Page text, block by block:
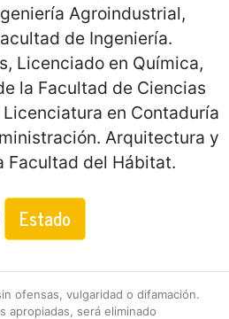
Agroindustrial,
de Ingeniería.
Licenciado en Química,
la Facultad de Ciencias
en Contaduría
Arquitectura y
Facultad del Hábitat.
Estado
ofensas, vulgaridad o difamación.
apropiadas, será eliminado